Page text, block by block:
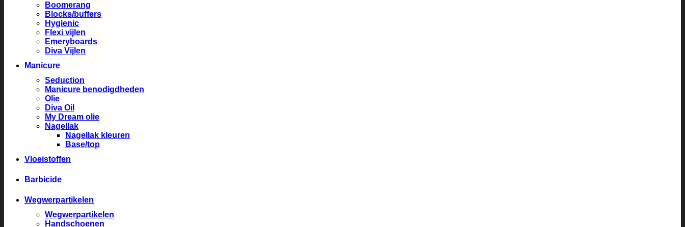
Boomerang
Blocks/buffers
Hygienic
Flexi vijlen
Emeryboards
Diva Vijlen
Manicure
Seduction
Manicure benodigdheden
Olie
Diva Oil
My Dream olie
Nagellak
Nagellak kleuren
Base/top
Vloeistoffen
Barbicide
Wegwerpartikelen
Wegwerpartikelen
Handschoenen